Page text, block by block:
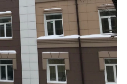
«Жилищной инициативы»
Гатилов — о том, как
оставаться на плаву,
штормит
СТРОИТЕЛЬСТВО